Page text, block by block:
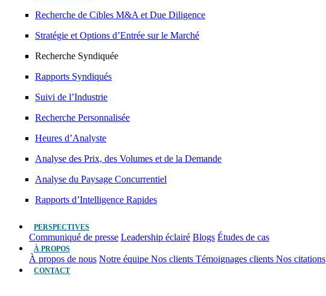
Recherche de Cibles M&A et Due Diligence
Stratégie et Options d’Entrée sur le Marché
Recherche Syndiquée
Rapports Syndiqués
Suivi de l’Industrie
Recherche Personnalisée
Heures d’Analyste
Analyse des Prix, des Volumes et de la Demande
Analyse du Paysage Concurrentiel
Rapports d’Intelligence Rapides
PERSPECTIVES
Communiqué de presse Leadership éclairé Blogs Études de cas
À PROPOS
À propos de nous Notre équipe Nos clients Témoignages clients Nos citations
CONTACT